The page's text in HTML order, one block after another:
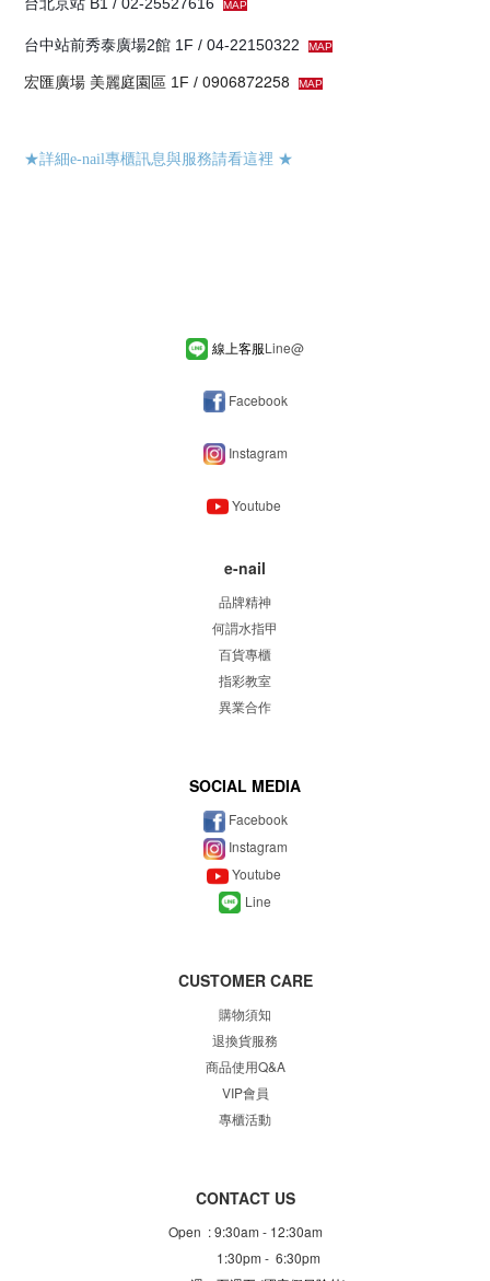
MAP
台中站前秀泰廣場2館 1F / 04-22150322 MAP
宏匯廣場 美麗庭園區 1F / 0906872258 MAP
★詳細e-nail專櫃訊息與服務請看這裡 ★
線上客服Line@
Facebook
Instagram
Youtube
e-nail
品牌精神
何謂水指甲
百貨專櫃
指彩教室
異業合作
SOCIAL MEDIA
Facebook
Instagram
Youtube
Line
CUSTOMER CARE
購物須知
退換貨服務
商品使用Q&A
VIP會員
專櫃活動
CONTACT US
Open : 9:30am - 12:30am
1:30pm - 6:30pm